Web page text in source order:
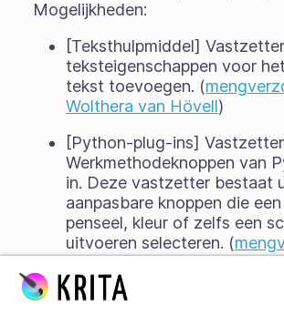
Mogelijkheden:
[Teksthulpmiddel]
teksteigenschappen voor
tekst toevoegen. (
Wolthera van Hövell)
[Python-plug-ins]
Werkmethodeknoppen van
in. Deze vastzetter bestaat
aanpasbare knoppen die
penseel, kleur of zelfs een
uitvoeren selecteren. (
[Penseelengines] De